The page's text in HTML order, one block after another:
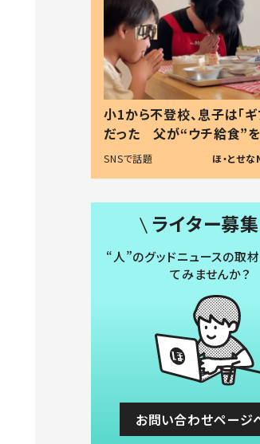
小1から不登校、息子は「ギ
だった 父が“ウチ給食”
る理由とは #令和の親 #
SNSで話題 ほ・とせ
ライター募集
“人”のグッドニュースの取
てみませんか？
お問い合わせページ